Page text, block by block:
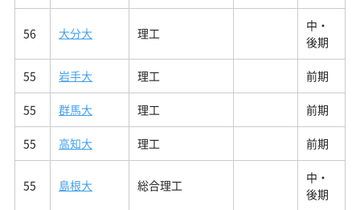
56 大分大 理工
中・
後期
55 岩手大 理工 前期
55 群馬大 理工 前期
55 高知大 理工 前期
55 島根大 総合理工
中・
後期